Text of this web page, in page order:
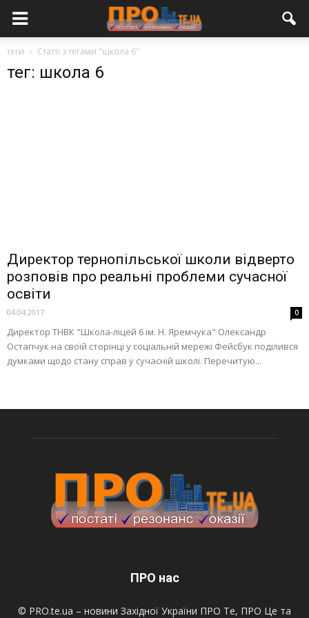
теги Статті з тегами "школа 6"
тег: школа 6
Директор тернопільської школи відверто
розповів про реальні проблеми сучасної
освіти
04.04.2017 0
Директор ТНВК "Школа-ліцей 6 ім. Н. Яремчука" Олександр
Остапчук на своїй сторінці у соціальній мережі Фейсбук поділився
думками щодо стану справ у сучасній школі. Перечитую...
ПРО нас
© PRO.te.ua – новини Західної України ПРО Те, ПРО Це та